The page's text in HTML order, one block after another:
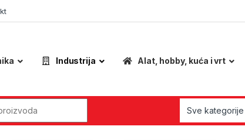
Industrija Alat, hobby, kuća i vrt